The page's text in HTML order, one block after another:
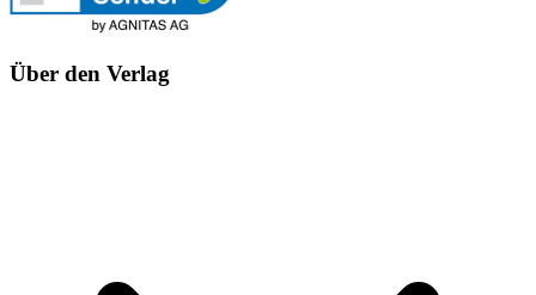
Über den Verlag